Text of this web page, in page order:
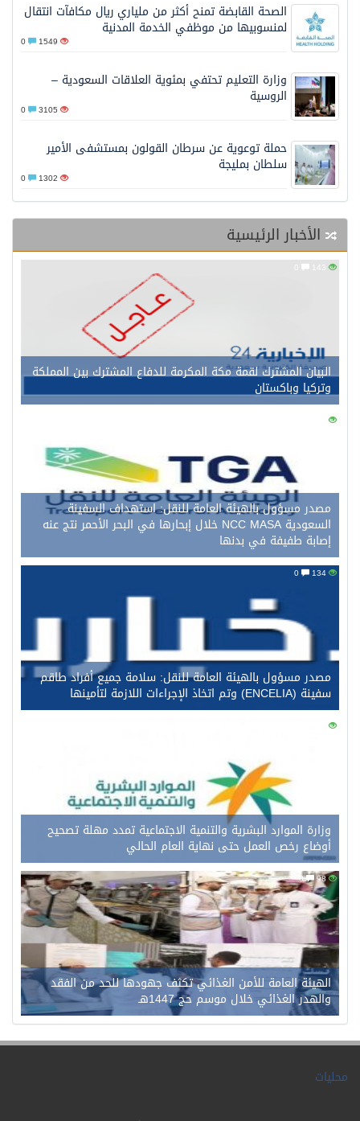
الصحة القابضة تمنح أكثر من ملياري ريال مكافآت انتقال
لمنسوبيها من موظفي الخدمة المدنية
1549
وزارة التعليم تحتفي بمئوية العلاقات السعودية –
الروسية
3105
حملة توعوية عن سرطان القولون بمستشفى الأمير
سلطان بمليجة
1302
الأخبار الرئيسية
البيان المشترك لقمة مكة المكرمة للدفاع المشترك بين المملكة
وتركيا وباكستان
146
مصدر مسؤول بالهيئة العامة للنقل: استهداف السفينة
السعودية NCC MASA خلال إبحارها في البحر الأحمر نتج عنه
إصابة طفيفة في بدنها
مصدر مسؤول بالهيئة العامة للنقل: سلامة جميع أفراد طاقم
سفينة (ENCELIA) وتم اتخاذ الإجراءات اللازمة لتأمينها
117
وزارة الموارد البشرية والتنمية الاجتماعية تمدد مهلة تصحيح
أوضاع رخص العمل حتى نهاية العام الحالي
98
0
الهيئة العامة للأمن الغذائي تكثف جهودها للحد من الفقد
والهدر الغذائي خلال موسم حج 1447هـ
محليات